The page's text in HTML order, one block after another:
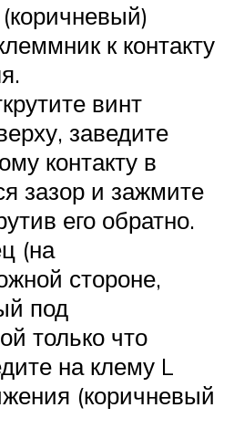
к контакту
винт
заведите
контакту в
зазор и зажмите
его обратно.
(на
стороне,
под
только что
на клему L
(коричневый